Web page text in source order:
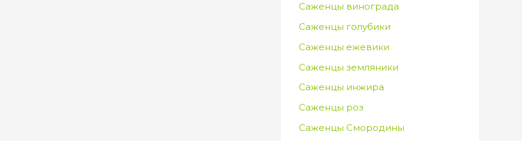
Саженцы винограда
Саженцы голубики
Саженцы ежевики
Саженцы земляники
Саженцы инжира
Саженцы роз
Саженцы Смородины